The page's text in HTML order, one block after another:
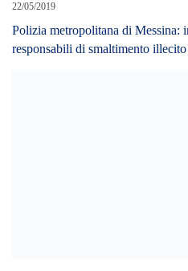
22/05/2019
Polizia metropolitana di Messina:
responsabili di smaltimento